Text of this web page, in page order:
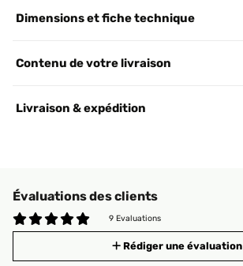
Dimensions et fiche technique
Contenu de votre livraison
Livraison & expédition
Évaluations des clients
9 Evaluations
Rédiger une évaluation